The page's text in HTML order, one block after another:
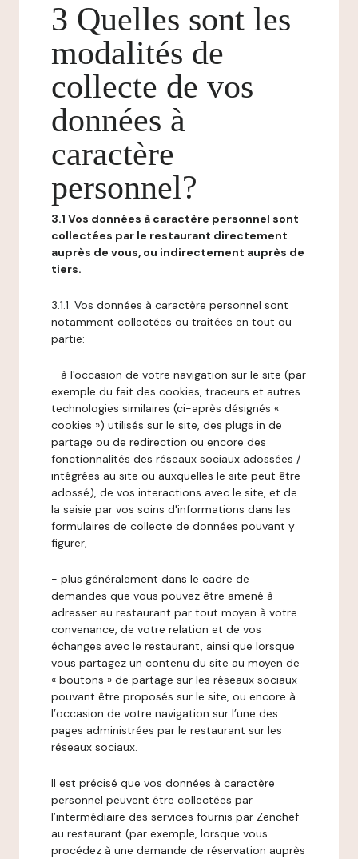
3 Quelles sont les
modalités de
collecte de vos
données à
caractère
personnel?
3.1 Vos données à caractère personnel sont
collectées par le restaurant directement
auprès de vous, ou indirectement auprès de
tiers.
3.1.1. Vos données à caractère personnel sont
notamment collectées ou traitées en tout ou
partie:
- à l'occasion de votre navigation sur le site (par
exemple du fait des cookies, traceurs et autres
technologies similaires (ci-après désignés «
cookies ») utilisés sur le site, des plugs in de
partage ou de redirection ou encore des
fonctionnalités des réseaux sociaux adossées /
intégrées au site ou auxquelles le site peut être
adossé), de vos interactions avec le site, et de
la saisie par vos soins d'informations dans les
formulaires de collecte de données pouvant y
figurer,
- plus généralement dans le cadre de
demandes que vous pouvez être amené à
adresser au restaurant par tout moyen à votre
convenance, de votre relation et de vos
échanges avec le restaurant, ainsi que lorsque
vous partagez un contenu du site au moyen de
« boutons » de partage sur les réseaux sociaux
pouvant être proposés sur le site, ou encore à
l’occasion de votre navigation sur l’une des
pages administrées par le restaurant sur les
réseaux sociaux.
Il est précisé que vos données à caractère
personnel peuvent être collectées par
l’intermédiaire des services fournis par Zenchef
au restaurant (par exemple, lorsque vous
procédez à une demande de réservation auprès